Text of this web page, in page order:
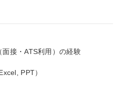
面接・ATS利用）の経験
PPT）